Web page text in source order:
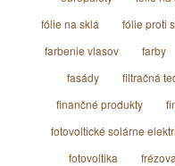
fólie na sklá
fólie proti
farbenie vlasov
farby
fasády
filtračná
finančné produkty
fotovoltické solárne
fotovoltika